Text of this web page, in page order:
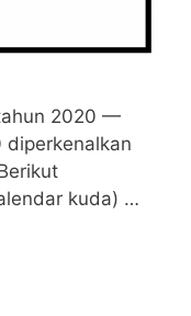
2020 —
diperkenalkan
kuda) …